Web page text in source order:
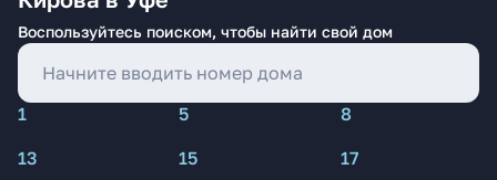
Воспользуйтесь поиском, чтобы найти свой дом
1 5
8
13
15
17